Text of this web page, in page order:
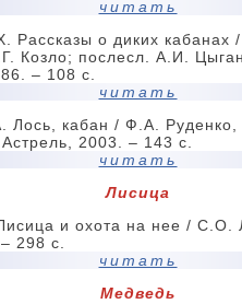
читать
Рассказы о диких кабанах
Козло; послесл. А.И.
– 108 с.
читать
Лось, кабан / Ф.А.
2003. – 143 с.
читать
Лисица
и охота на нее / С.О.
298 с.
читать
Медведь